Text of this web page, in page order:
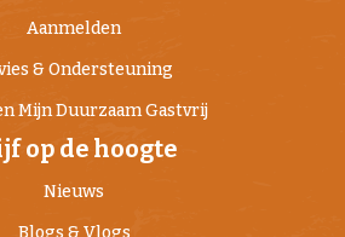
Aanmelden
& Ondersteuning
Mijn Duurzaam Gastvrij
op de hoogte
Nieuws